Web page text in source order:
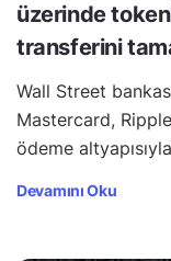
üzerinde
transferini
Wall Street
Mastercard,
ödeme
Devamını Oku